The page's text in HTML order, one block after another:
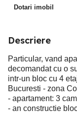
Dotari imobil
Descriere
Particular, vand
decomandat cu o
intr-un bloc cu 4
Bucuresti - zona
- apartament: 3
- an constructie